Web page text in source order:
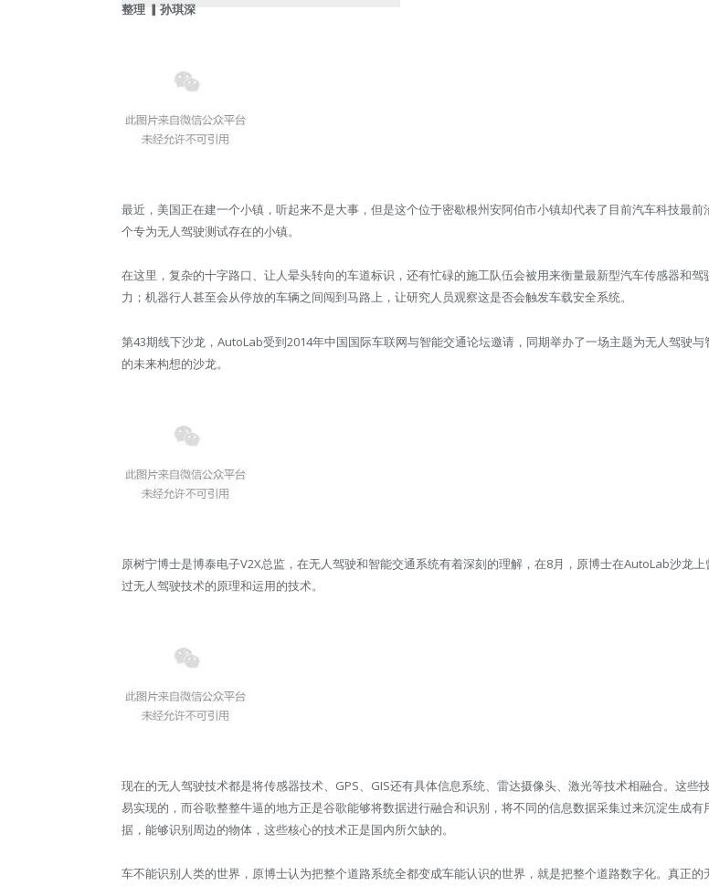
整理 ▎孙琪深
最近，美国正在建一个小镇，听起来不是大事，但是这个位于密歇根州安阿伯市小镇却代表了目前汽车科技最前
个专为无人驾驶测试存在的小镇。
在这里，复杂的十字路口、让人晕头转向的车道标识，还有忙碌的施工队伍会被用来衡量最新型汽车传感器和驾
力；机器行人甚至会从停放的车辆之间闯到马路上，让研究人员观察这是否会触发车载安全系统。
第43期线下沙龙，AutoLab受到2014年中国国际车联网与智能交通论坛邀请，同期举办了一场主题为无人驾驶与
的未来构想的沙龙。
原树宁博士是博泰电子V2X总监，在无人驾驶和智能交通系统有着深刻的理解，在8月，原博士在AutoLab沙龙上
过无人驾驶技术的原理和运用的技术。
现在的无人驾驶技术都是将传感器技术、GPS、GIS还有具体信息系统、雷达摄像头、激光等技术相融合。这些
易实现的，而谷歌整整牛逼的地方正是谷歌能够将数据进行融合和识别，将不同的信息数据采集过来沉淀生成有
据，能够识别周边的物体，这些核心的技术正是国内所欠缺的。
车不能识别人类的世界，原博士认为把整个道路系统全都变成车能认识的世界，就是把整个道路数字化。真正的